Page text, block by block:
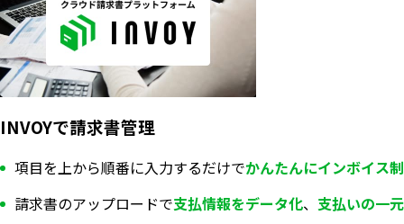
INVOYで請求書管理
項目を上から順番に入力するだけでかんたんにインボイス
請求書のアップロードで支払情報をデータ化、 支払いの一